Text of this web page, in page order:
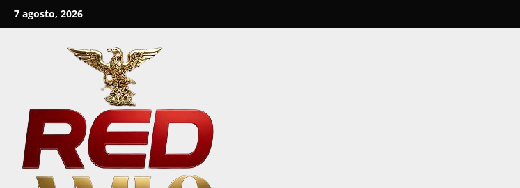
Skip
to
7 agosto, 2026